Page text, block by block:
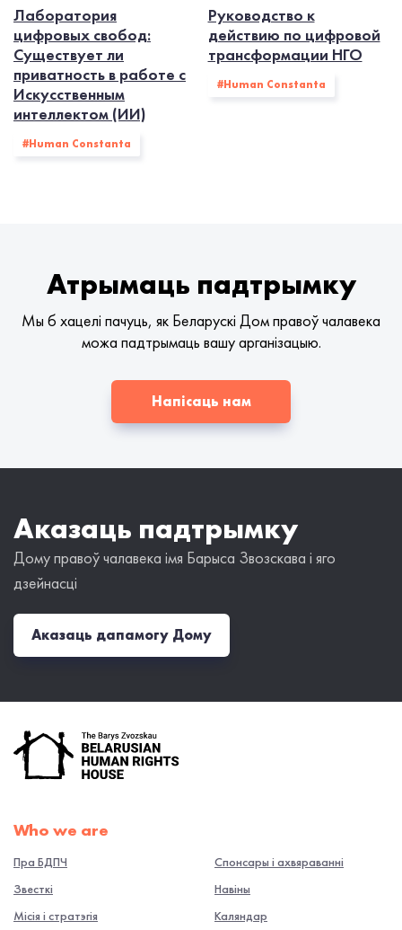
Лаборатория
цифровых свобод:
Существует ли
приватность в работе с
Искусственным
интеллектом (ИИ)
#Human Constanta
Руководство к
действию по цифровой
трансформации НГО
#Human Constanta
Атрымаць падтрымку
Мы б хацелі пачуць, як Беларускі Дом правоў чалавека
можа падтрымаць вашу арганізацыю.
Напісаць нам
Аказаць падтрымку
Дому правоў чалавека імя Барыса Звозскава і яго
дзейнасці
Аказаць дапамогу Дому
Who we are
Пра БДПЧ
Звесткі
Місія і стратэгія
Спонсары і ахвяраванні
Навiны
Каляндар